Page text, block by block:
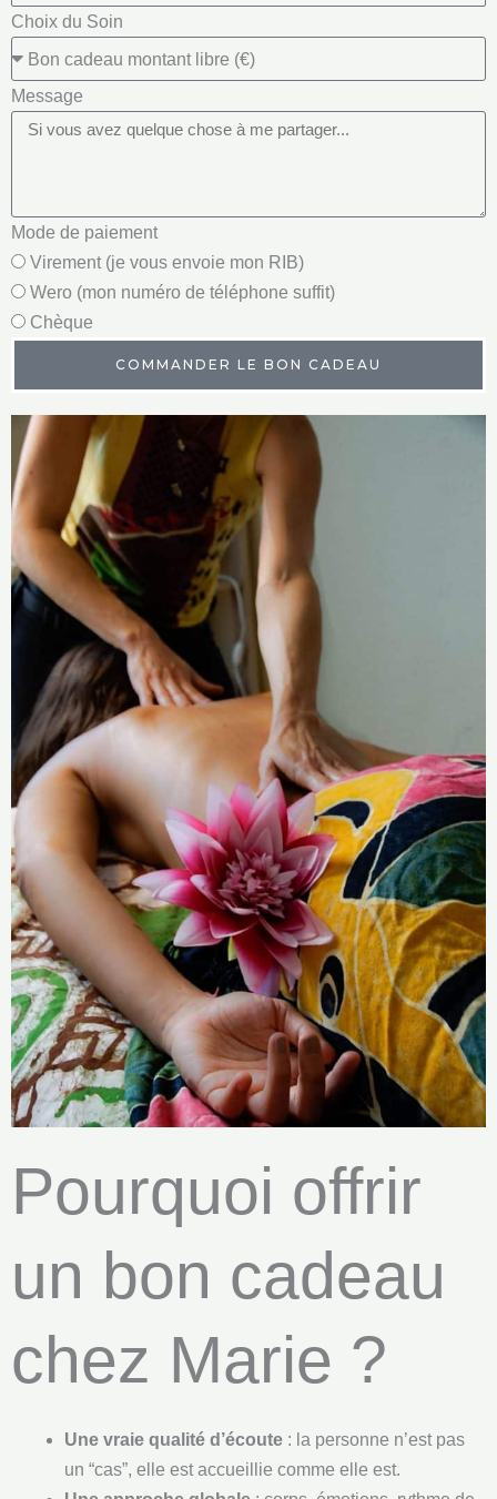
Choix du Soin
Message
Mode de paiement
Virement (je vous envoie mon RIB)
Wero (mon numéro de téléphone suffit)
Chèque
COMMANDER LE BON CADEAU
Pourquoi offrir
un bon cadeau
chez Marie ?
Une vraie qualité d’écoute : la personne n’est pas
un “cas”, elle est accueillie comme elle est.